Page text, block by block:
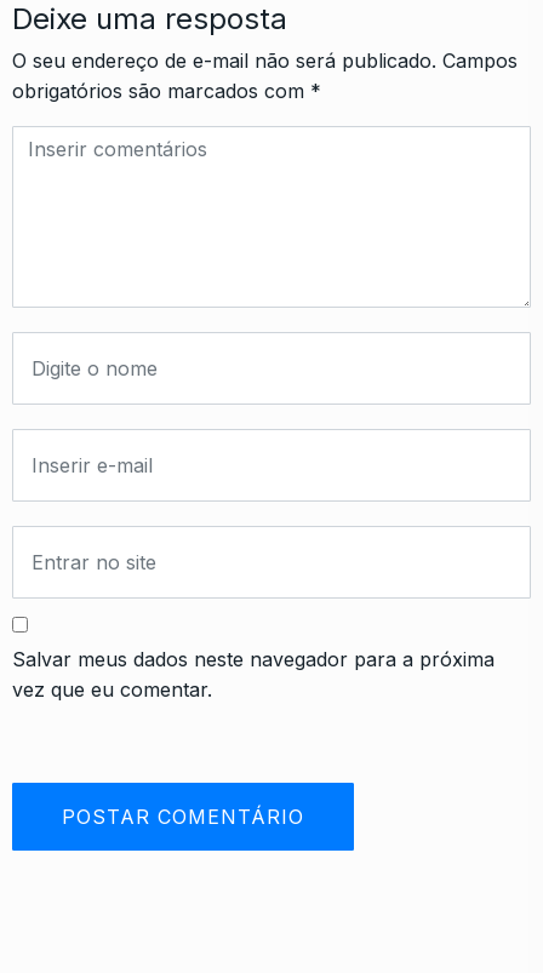
Deixe uma resposta
O seu endereço de e-mail não será publicado. Campos
obrigatórios são marcados com *
Salvar meus dados neste navegador para a próxima
vez que eu comentar.